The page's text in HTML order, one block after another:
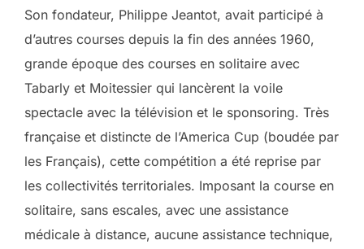
Son fondateur, Philippe Jeantot, avait participé à
d’autres courses depuis la fin des années 1960,
grande époque des courses en solitaire avec
Tabarly et Moitessier qui lancèrent la voile
spectacle avec la télévision et le sponsoring. Très
française et distincte de l’America Cup (boudée par
les Français), cette compétition a été reprise par
les collectivités territoriales. Imposant la course en
solitaire, sans escales, avec une assistance
médicale à distance, aucune assistance technique,